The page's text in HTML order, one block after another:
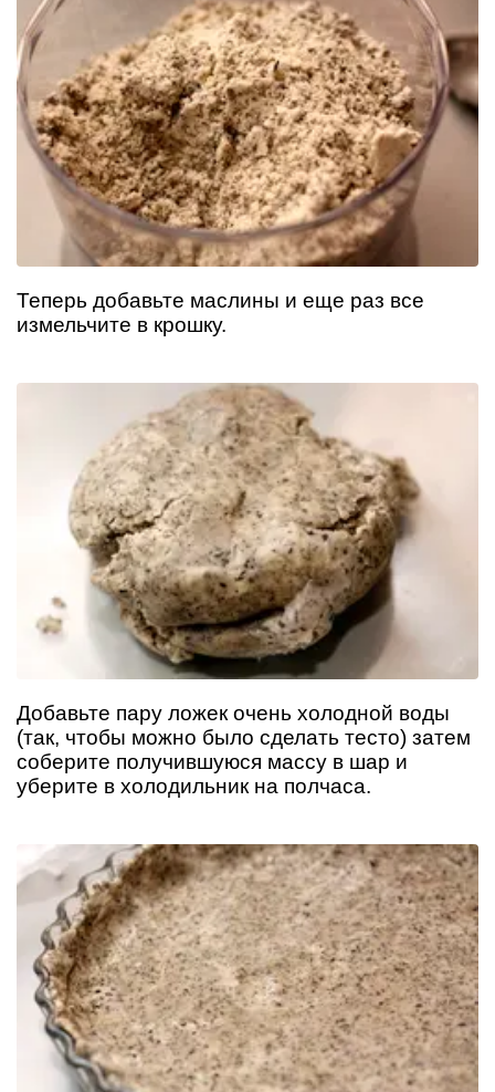
Теперь добавьте маслины и еще раз все
измельчите в крошку.
Добавьте пару ложек очень холодной воды
(так, чтобы можно было сделать тесто) затем
соберите получившуюся массу в шар и
уберите в холодильник на полчаса.